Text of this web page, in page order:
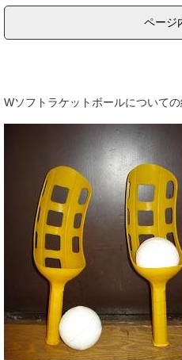
ページ
Wソフトラケットボールについて